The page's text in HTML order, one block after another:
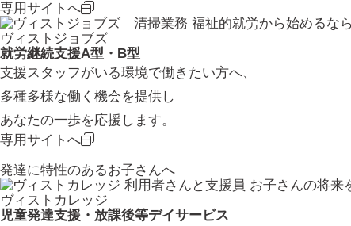
専用サイトへ
福祉的就労から始めるなら
ヴィストジョブズ
就労継続支援A型・B型
支援スタッフがいる環境で働きたい方へ、
多種多様な働く機会を提供し
あなたの一歩を応援します。
専用サイトへ
発達に特性のあるお子さんへ
お子さんの将来
ヴィストカレッジ
児童発達支援・放課後等デイサービス